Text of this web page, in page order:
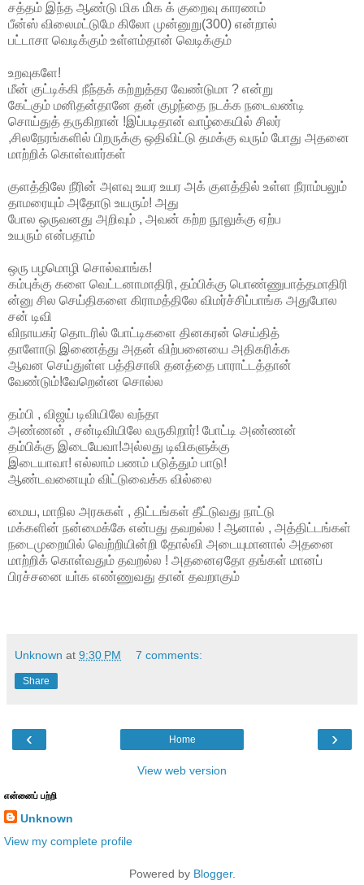
சத்தம் இந்த ஆண்டு மிக மி்க க் குறைவு காரணம்
பீன்ஸ் விலைமட்டுமே கிலோ முன்னுறு(300) என்றால்
பட்டாசா வெடிக்கும் உள்ளம்தான் வெடிக்கும்
உறவுகளே!
மீன் குட்டிக்கி நீந்தக் கற்றுத்தர வேண்டுமா ? என்று
கேட்கும் மனிதன்தானே தன் குழந்தை நடக்க நடைவண்டி
சொய்துத் தருகிறான் !இப்படிதான் வாழ்கையில் சிலர்
,சிலநேரங்களில் பிறருக்கு ஒதிவிட்டு தமக்கு வரும் போது அதனை
மாற்றிக் கொள்வார்கள்
குளத்திலே நீரின் அளவு உயர உயர அக் குளத்தில் உள்ள நீராம்பலும்
தாமரையும் அதோடு உயரும்! அது
போல ஒருவனது அறிவும் , அவன் கற்ற நூலுக்கு ஏற்ப
உயரும் என்பதாம்
ஒரு பழமொழி சொல்வாங்க!
கம்புக்கு களை வெட்டனாமாதிரி, தம்பிக்கு பொண்ணுபாத்தமாதிரி
ன்னு சில செய்திகளை கிராமத்திலே விமர்ச்சிப்பாங்க அதுபோல
சன் டிவி
விநாயகர் தொடரில் போட்டிகளை தினகரன் செய்தித்
தாளோடு இணைத்து அதன் விற்பனையை அதிகரிக்க
ஆவன செய்துள்ள பத்திசாலி தனத்தை பாராட்டத்தான்
வேண்டும்!வேறென்ன சொல்ல
தம்பி , விஜய் டிவியிலே வந்தா
அண்ணன் , சன்டிவியிலே வருகிறார்! போட்டி அண்ணன்
தம்பிக்கு இடையேவா!அல்லது டிவிகளுக்கு
இடையாவா! எல்லாம் பணம் படுத்தும் பாடு!
ஆண்டவனையும் விட்டுவைக்க வில்லை
மைய, மாநில அரசுகள் , திட்டங்கள் தீட்டுவது நாட்டு
மக்களின் நன்மைக்கே என்பது தவறல்ல ! ஆனால் , அத்திட்டங்கள்
நடைமுறையில் வெற்றியின்றி தோல்வி அடையுமானால் அதனை
மாற்றிக் கொள்வதும் தவறல்ல ! அதனைஏதோ தங்கள் மானப்
பிரச்சனை யா்க எண்ணுவது தான் தவறாகும்
Unknown at 9:30 PM 7 comments:
Share
‹ ›
Home
View web version
என்னைப் பற்றி
Unknown
View my complete profile
Powered by Blogger.